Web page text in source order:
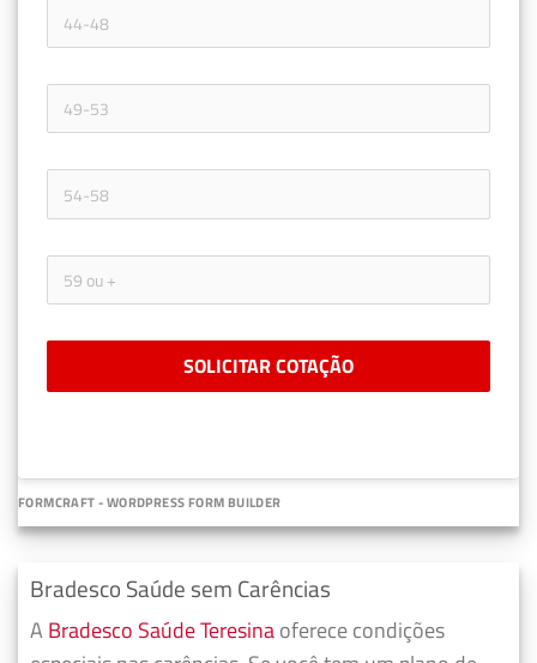
SOLICITAR COTAÇÃO
FORMCRAFT - WORDPRESS FORM BUILDER
Bradesco Saúde sem Carências
A Bradesco Saúde Teresinaoferece condições